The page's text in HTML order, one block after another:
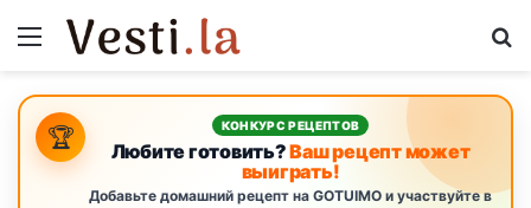
Menu
🏆 КОНКУРС РЕЦЕПТОВ
Любите готовить?Ваш рецепт может
выиграть!
Добавьте домашний рецепт на GOTUIMO и участвуйте в